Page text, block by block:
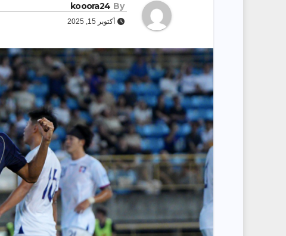
By
kooora24
أكتوبر 15, 2025